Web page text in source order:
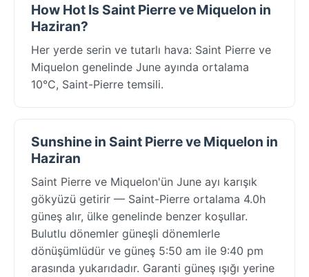
How Hot Is Saint Pierre ve Miquelon in
Haziran?
Her yerde serin ve tutarlı hava: Saint Pierre ve
Miquelon genelinde June ayında ortalama
10°C, Saint-Pierre temsili.
Sunshine in Saint Pierre ve Miquelon in
Haziran
Saint Pierre ve Miquelon'ün June ayı karışık
gökyüzü getirir — Saint-Pierre ortalama 4.0h
güneş alır, ülke genelinde benzer koşullar.
Bulutlu dönemler güneşli dönemlerle
dönüşümlüdür ve güneş 5:50 am ile 9:40 pm
arasında yukarıdadır. Garanti güneş ışığı yerine